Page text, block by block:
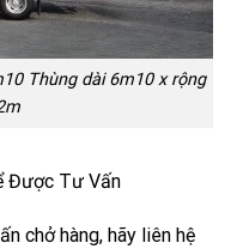
Thùng dài 6m10 x rộng
Được Tư Vấn
chở hàng, hãy liên hệ